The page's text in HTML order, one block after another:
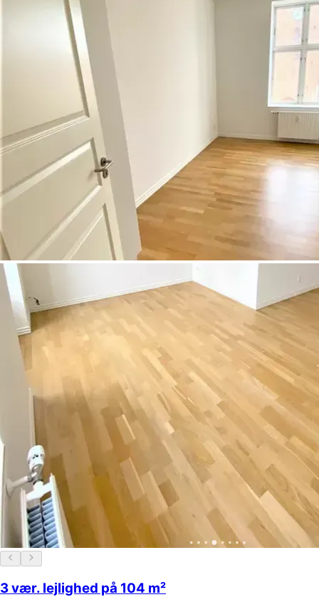
3 vær. lejlighed på 104 m²